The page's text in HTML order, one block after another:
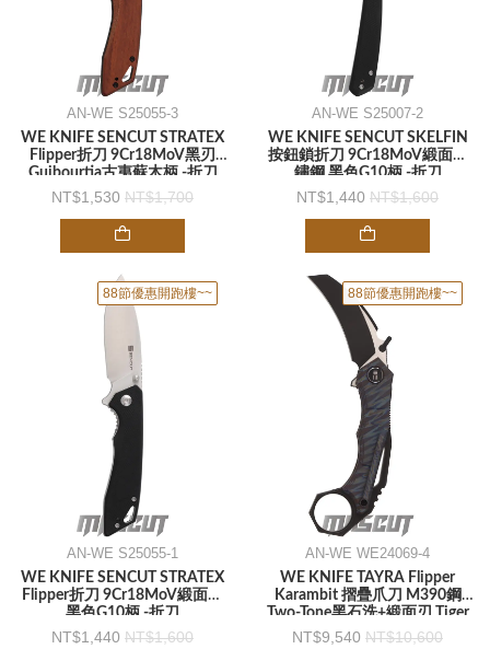
AN-WE S25055-3
WE KNIFE SENCUT STRATEX
Flipper折刀 9Cr18MoV黑刃
Guibourtia古夷蘇木柄 -折刀
1,530 1,700
AN-WE S25007-2
WE KNIFE SENCUT SKELFIN
按鈕鎖折刀 9Cr18MoV緞面不
鏽鋼 黑色G10柄 -折刀
1,440 1,600
88節優惠開跑樓~~
AN-WE S25055-1
WE KNIFE SENCUT STRATEX
Flipper折刀 9Cr18MoV緞面刃
黑色G10柄 -折刀
1,440 1,600
88節優惠開跑樓~~
AN-WE WE24069-4
WE KNIFE TAYRA Flipper
Karambit 摺疊爪刀 M390鋼
Two-Tone黑石洗+緞面刃 Tiger
Stripe虎斑紋鈦柄 框架鎖 -折刀
9,540 10,600